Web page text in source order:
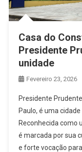
Casa do
Presidente
unidade
Fevereiro 23, 2026
Presidente
Paulo, é uma
Reconhecida como
é marcada por sua
e forte vocação